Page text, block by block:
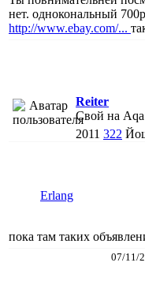
нет. однокональный
http://www.ebay.com/...
Reiter
Свой на
2011 322
Erlang
пока там таких
07/11/